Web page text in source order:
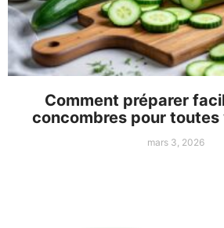
Comment préparer
concombres pour
mars 3, 2026